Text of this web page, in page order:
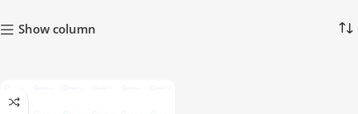
Show column